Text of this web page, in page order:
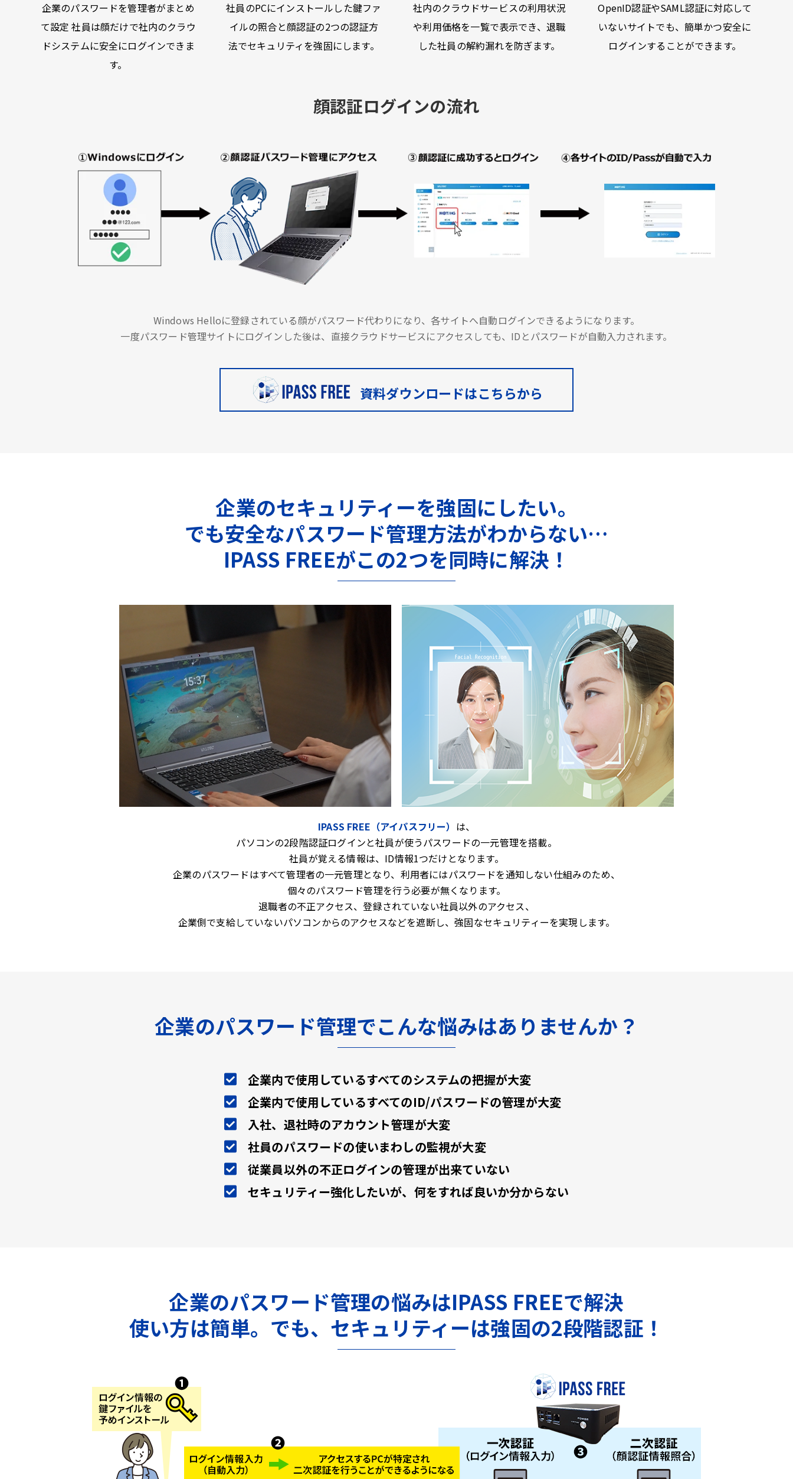
企業のパスワードを管理者がまとめ
て設定 社員は顔だけで社内のクラウ
ドシステムに安全にログインできま
す。
社員のPCにインストールした鍵ファ
イルの照合と顔認証の2つの認証方
法でセキュリティを強固にします。
社内のクラウドサービスの利用状況
や利用価格を一覧で表示でき、退職
した社員の解約漏れを防ぎます。
OpenID認証やSAML認証に対応して
いないサイトでも、簡単かつ安全に
ログインすることができます。
顔認証ログインの流れ
Windows Helloに登録されている顔がパスワード代わりになり、各サイトへ自動ログインできるようになります。
一度パスワード管理サイトにログインした後は、直接クラウドサービスにアクセスしても、IDとパスワードが自動入力されます。
資料ダウンロードはこちらから
企業のセキュリティーを強固にしたい。
でも安全なパスワード管理方法がわからない…
IPASS FREEがこの2つを同時に解決！
IPASS FREE（アイパスフリー） は、
パソコンの2段階認証ログインと社員が使うパスワードの一元管理を搭載。
社員が覚える情報は、ID情報1つだけとなります。
企業のパスワードはすべて管理者の一元管理となり、利用者にはパスワードを通知しない仕組みのため、
個々のパスワード管理を行う必要が無くなります。
退職者の不正アクセス、登録されていない社員以外のアクセス、
企業側で支給していないパソコンからのアクセスなどを遮断し、強固なセキュリティーを実現します。
企業のパスワード管理でこんな悩みはありませんか？
企業内で使用しているすべてのシステムの把握が大変
企業内で使用しているすべてのID/パスワードの管理が大変
入社、退社時のアカウント管理が大変
社員のパスワードの使いまわしの監視が大変
従業員以外の不正ログインの管理が出来ていない
セキュリティー強化したいが、何をすれば良いか分からない
企業のパスワード管理の悩みはIPASS FREEで解決
使い方は簡単。でも、セキュリティーは強固の2段階認証！